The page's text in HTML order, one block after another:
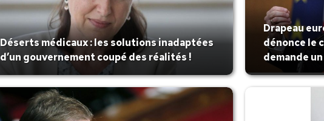
Déserts médicaux : les solutions inadaptées
d’un gouvernement coupé des réalités !
Drapeau
dénonce le
demande